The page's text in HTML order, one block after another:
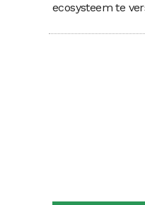
ecosysteem te